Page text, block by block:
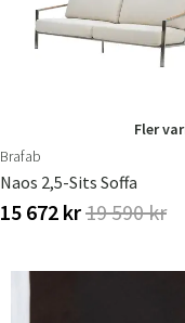
Fler
Brafab
Naos 2,5-Sits Soffa
15 672 kr19 590 kr